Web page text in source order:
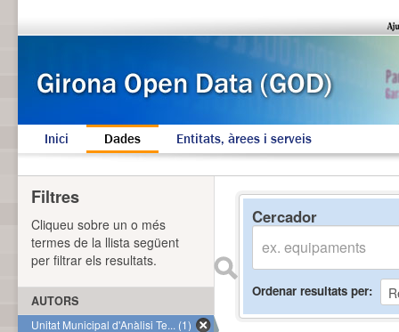
Inici Dades Entitats, àrees i serveis
Cercador
Ordenar resultats per
Filtres
Cliqueu sobre un o més
termes de la llista següent
per filtrar els resultats.
AUTORS
Unitat Municipal d'Anàlisi Te... (1)